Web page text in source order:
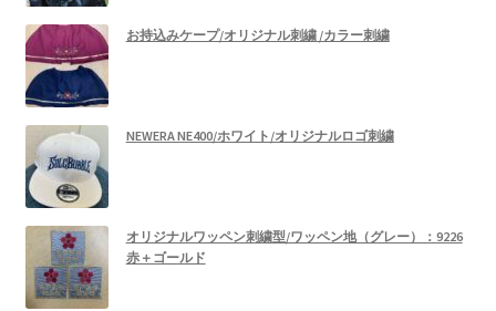
お持込みケープ/オリジナル刺繍 /カラー刺繍
NEWERA NE400/ホワイト/オリジナルロゴ刺繍
オリジナルワッペン刺繍型/ワッペン地（グレー）：9226
赤＋ゴールド